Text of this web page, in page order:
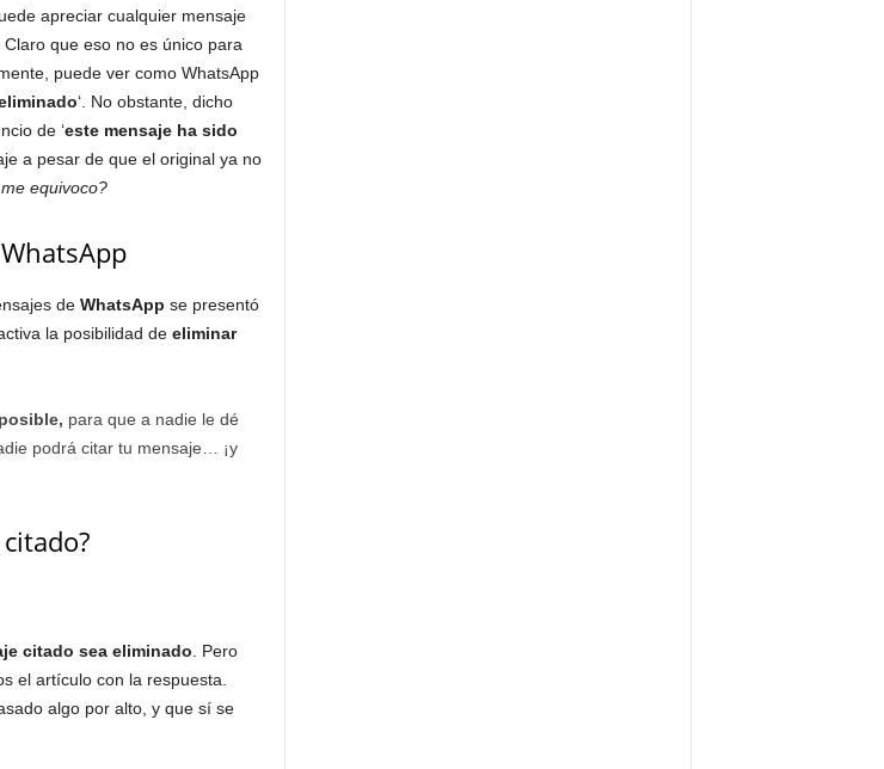
apreciar cualquier mensaje
que eso no es único para
puede ver como WhatsApp
‘. No obstante, dicho
de ‘este mensaje ha sido
a pesar de que el original ya no
equivoco?
de WhatsApp se presentó
la posibilidad de eliminar
para que a nadie le dé
podrá citar tu mensaje… ¡y
citado sea eliminado . Pero
el artículo con la respuesta.
algo por alto, y que sí se